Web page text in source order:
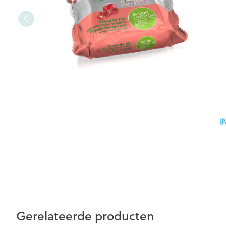
Gerelateerde producten